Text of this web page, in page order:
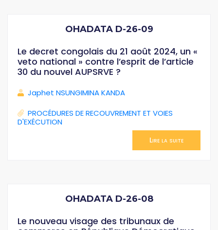
OHADATA D-26-09
Le decret congolais du 21 août 2024, un «
veto national » contre l’esprit de l’article
30 du nouvel AUPSRVE ?
Japhet NSUNGIMINA KANDA
PROCÉDURES DE RECOUVREMENT ET VOIES
D'EXÉCUTION
Lire la suite
OHADATA D-26-08
Le nouveau visage des tribunaux de